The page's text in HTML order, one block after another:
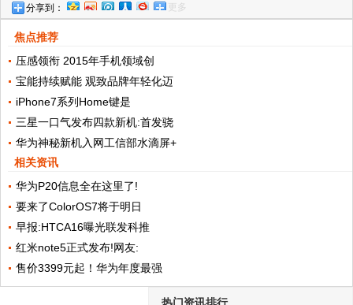
分享到： 更多
焦点推荐
压感领衔 2015年手机领域创
宝能持续赋能 观致品牌年轻化迈
iPhone7系列Home键是
三星一口气发布四款新机:首发骁
华为神秘新机入网工信部水滴屏+
相关资讯
华为P20信息全在这里了!
要来了ColorOS7将于明日
早报:HTCA16曝光联发科推
红米note5正式发布!网友:
售价3399元起！华为年度最强